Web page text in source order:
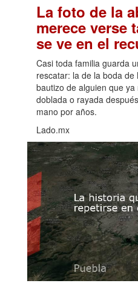
La foto de la
merece verse
se ve en el
Casi toda familia guarda
rescatar: la de la boda de
bautizo de alguien que
doblada o rayada
mano por años.
Lado.mx